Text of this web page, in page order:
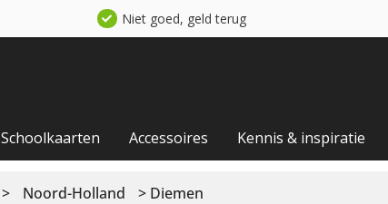
Niet goed, geld terug
Schoolkaarten Accessoires Kennis & inspiratie
> Noord-Holland > Diemen